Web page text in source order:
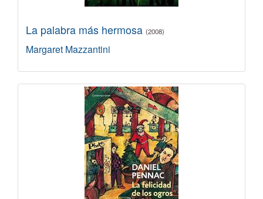
La palabra más hermosa (2008)
Margaret Mazzantini